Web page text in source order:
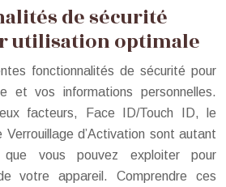
de sécurité
utilisation optimale
fonctionnalités de sécurité pour
et vos informations personnelles.
facteurs, Face ID/Touch ID, le
Verrouillage d’Activation sont autant
que vous pouvez exploiter pour
votre appareil. Comprendre ces